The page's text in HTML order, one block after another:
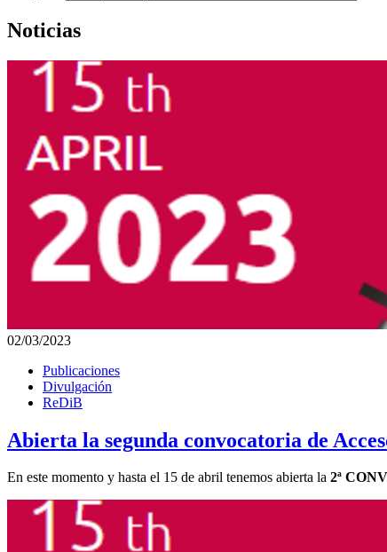
Noticias
02/03/2023
Publicaciones
Divulgación
ReDiB
Abierta la segunda convocatoria de
En este momento y hasta el 15 de abril tenemos abierta la 2ª